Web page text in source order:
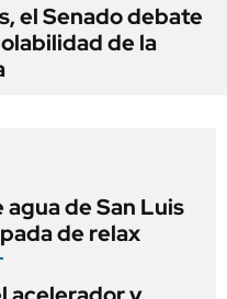
el Senado debate
de la
de San Luis
de relax